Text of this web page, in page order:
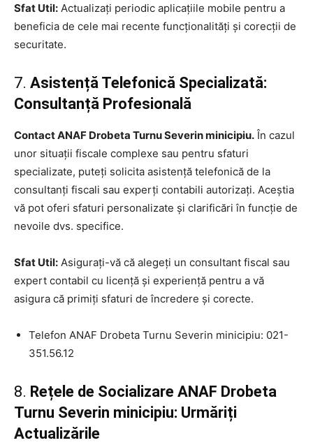
Sfat Util: Actualizați periodic aplicațiile mobile pentru a
beneficia de cele mai recente funcționalități și corecții de
securitate.
7. Asistență Telefonică Specializată:
Consultanță Profesională
Contact ANAF Drobeta Turnu Severin minicipiu. În cazul
unor situații fiscale complexe sau pentru sfaturi
specializate, puteți solicita asistență telefonică de la
consultanți fiscali sau experți contabili autorizați. Aceștia
vă pot oferi sfaturi personalizate și clarificări în funcție de
nevoile dvs. specifice.
Sfat Util: Asigurați-vă că alegeți un consultant fiscal sau
expert contabil cu licență și experiență pentru a vă
asigura că primiți sfaturi de încredere și corecte.
Telefon ANAF Drobeta Turnu Severin minicipiu: 021-
351.56.12
8. Rețele de Socializare ANAF Drobeta
Turnu Severin minicipiu: Urmăriți
Actualizările